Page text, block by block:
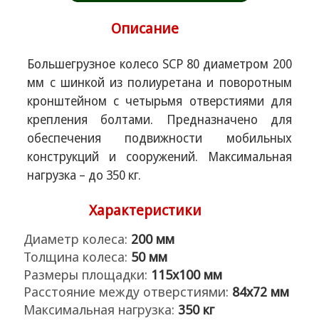
Описание
Большегрузное колесо SCP 80 диаметром 200
мм с шинкой из полиуретана и поворотным
кронштейном с четырьмя отверстиями для
крепления болтами. Предназначено для
обеспечения подвижности мобильных
конструкций и сооружений. Максимальная
нагрузка – до 350 кг.
Характеристики
Диаметр колеса: 200 мм
Толщина колеса: 50 мм
Размеры площадки: 115х100 мм
Расстояние между отверстиями: 84х72 мм
Максимальная нагрузка: 350 кг